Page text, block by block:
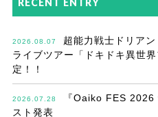
2026.08.07
超能力戦士ドリア
ライブツアー「ドキドキ異世
定！！
2026.07.28
『Oaiko FES
スト発表